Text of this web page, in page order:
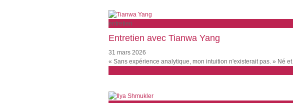
entretien
Entretien avec Tianwa Yang
31 mars 2026
« Sans expérience analytique, mon intuition n'existerait pas. » Né